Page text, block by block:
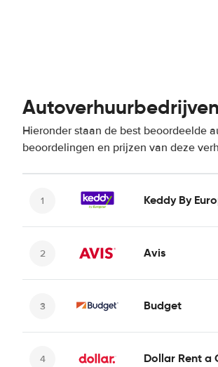
Hieronder staan de best beoordeelde
beoordelingen en prijzen van deze
Keddy By
Avis
Budget
Dollar Rent a